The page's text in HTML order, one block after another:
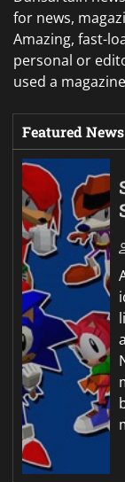
for news,
Amazing, fast-
personal or
used a
Featured News